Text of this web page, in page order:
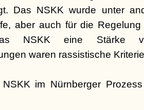
Das NSKK wurde unter
aber auch für die
NSKK eine Stärke
waren rassistische
im Nürnberger